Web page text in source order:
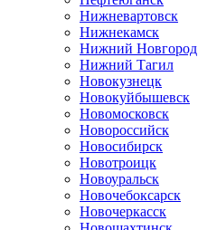
Нижневартовск
Нижнекамск
Нижний Новгород
Нижний Тагил
Новокузнецк
Новокуйбышевск
Новомосковск
Новороссийск
Новосибирск
Новотроицк
Новоуральск
Новочебоксарск
Новочеркасск